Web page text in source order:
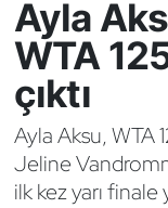
Ayla
WTA
çıktı
Ayla Aksu, WTA
Jeline
ilk kez yarı finale
Binicilik
Bisiklet
Bocce
Boks